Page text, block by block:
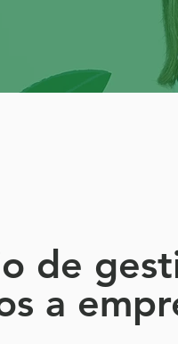
de
a